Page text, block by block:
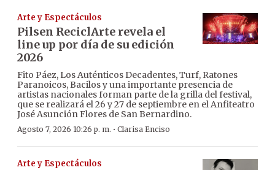
Arte y Espectáculos
Pilsen ReciclArte revela el
line up por día de su edición
2026
Fito Páez, Los Auténticos Decadentes, Turf, Ratones
Paranoicos, Bacilos y una importante presencia de
artistas nacionales forman parte de la grilla del festival,
que se realizará el 26 y 27 de septiembre en el Anfiteatro
José Asunción Flores de San Bernardino.
Agosto 7, 2026 10:26 p. m. · Clarisa Enciso
Arte y Espectáculos